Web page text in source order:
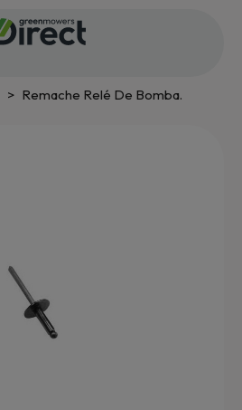
Remache Relé De Bomba.